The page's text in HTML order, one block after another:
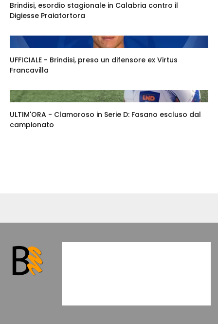
Brindisi, esordio stagionale in Calabria contro il
Digiesse Praiatortora
UFFICIALE - Brindisi, preso un difensore ex Virtus
Francavilla
ULTIM'ORA - Clamoroso in Serie D: Fasano escluso dal
campionato